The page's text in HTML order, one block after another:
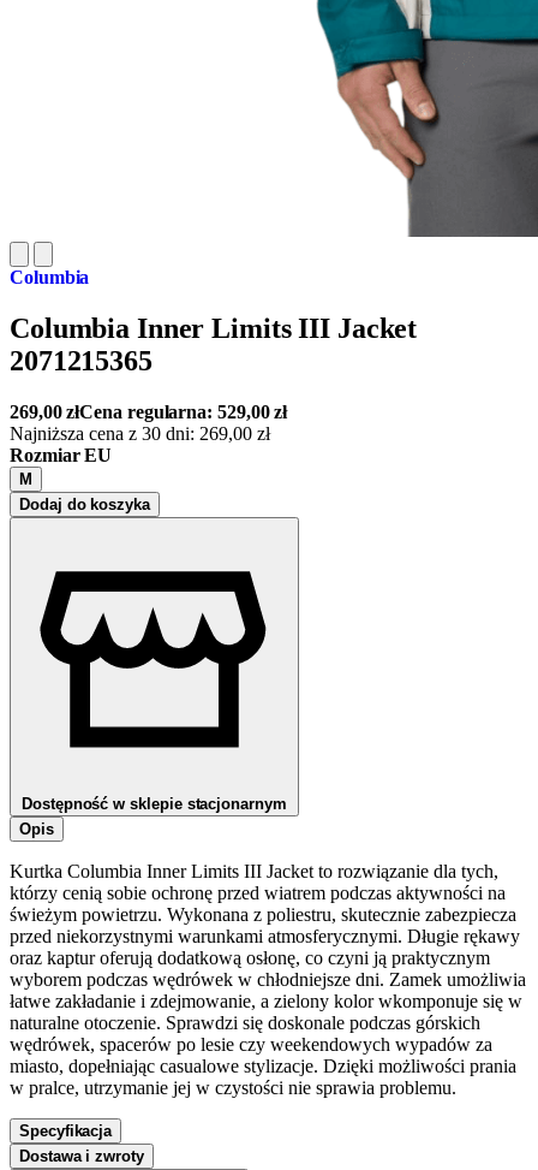
Columbia
Columbia Inner Limits III Jacket
2071215365
269,00złCena regularna:529,00zł
Najniższa cena z 30 dni: 269,00 zł
Rozmiar EU
M
Dodaj do koszyka
Dostępność w sklepie stacjonarnym
Opis
Kurtka Columbia Inner Limits III Jacket to rozwiązanie dla tych,
którzy cenią sobie ochronę przed wiatrem podczas aktywności na
świeżym powietrzu. Wykonana z poliestru, skutecznie zabezpiecza
przed niekorzystnymi warunkami atmosferycznymi. Długie rękawy
oraz kaptur oferują dodatkową osłonę, co czyni ją praktycznym
wyborem podczas wędrówek w chłodniejsze dni. Zamek umożliwia
łatwe zakładanie i zdejmowanie, a zielony kolor wkomponuje się w
naturalne otoczenie. Sprawdzi się doskonale podczas górskich
wędrówek, spacerów po lesie czy weekendowych wypadów za
miasto, dopełniając casualowe stylizacje. Dzięki możliwości prania
w pralce, utrzymanie jej w czystości nie sprawia problemu.
Specyfikacja
Dostawa i zwroty